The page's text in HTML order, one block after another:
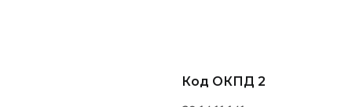
Код ОКПД 2